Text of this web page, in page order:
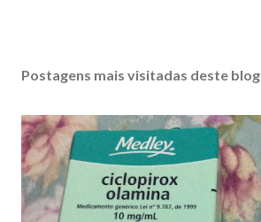
Postagens mais visitadas deste blog